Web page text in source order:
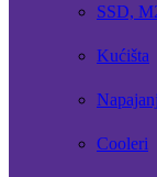
SSD,
Kućišta
Cooleri